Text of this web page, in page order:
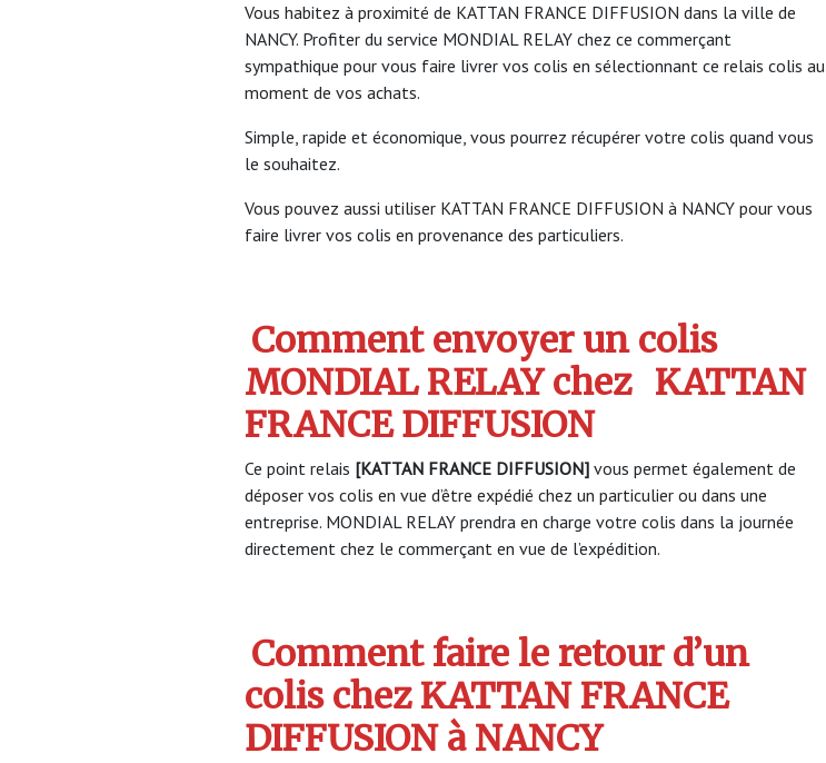
Vous habitez à proximité de KATTAN FRANCE DIFFUSION dans la ville de
NANCY. Profiter du service MONDIAL RELAY chez ce commerçant
sympathique pour vous faire livrer vos colis en sélectionnant ce relais colis au
moment de vos achats.
Simple, rapide et économique, vous pourrez récupérer votre colis quand vous
le souhaitez.
Vous pouvez aussi utiliser KATTAN FRANCE DIFFUSION à NANCY pour vous
faire livrer vos colis en provenance des particuliers.
Comment envoyer un colis
MONDIAL RELAY chez KATTAN
FRANCE DIFFUSION
Ce point relais [KATTAN FRANCE DIFFUSION] vous permet également de
déposer vos colis en vue d’être expédié chez un particulier ou dans une
entreprise. MONDIAL RELAY prendra en charge votre colis dans la journée
directement chez le commerçant en vue de l’expédition.
Comment faire le retour d’un
colis chez KATTAN FRANCE
DIFFUSION à NANCY